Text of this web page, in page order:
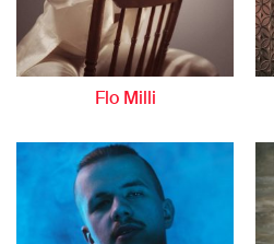
Flo Milli